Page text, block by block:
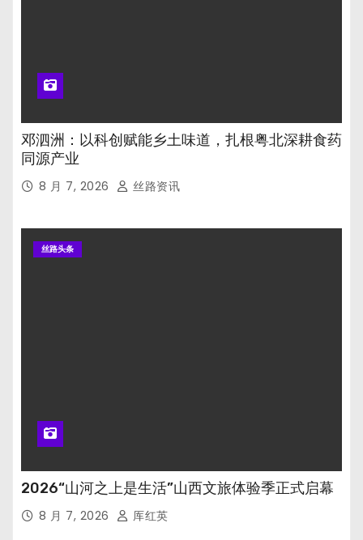
邓泗洲：以科创赋能乡土味道，扎根粤北深耕食药
同源产业
8 月 7, 2026 丝路资讯
丝路头条
2026“山河之上是生活”山西文旅体验季正式启幕
8 月 7, 2026 厍红英